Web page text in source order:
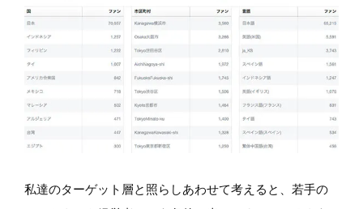
私達のターゲット層と照らしあわせて考えると、若手の